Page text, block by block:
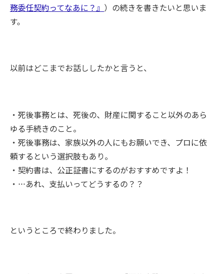
務委任契約ってなあに？』 ）の続きを書きたいと思いま
す。
以前はどこまでお話ししたかと言うと、
・死後事務とは、死後の、財産に関すること以外のあら
ゆる手続きのこと。
・死後事務は、家族以外の人にもお願いでき、プロに依
頼するという選択肢もあり。
・契約書は、公正証書にするのがおすすめですよ！
・…あれ、支払いってどうするの？？
というところで終わりました。